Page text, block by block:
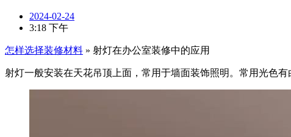
2024-02-24
3:18 下午
怎样选择装修材料 » 射灯在办公室装修中的应用
射灯一般安装在天花吊顶上面，常用于墙面装饰照明。常用光色有